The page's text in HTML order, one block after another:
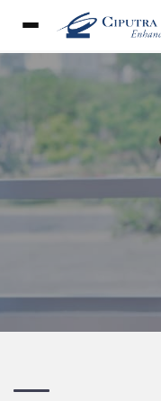
Citra Raya Tangerang